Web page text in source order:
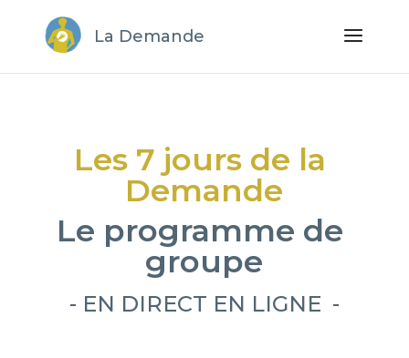
La Demande
Les 7 jours de la
Demande
Le programme de
groupe
- EN DIRECT EN LIGNE  -